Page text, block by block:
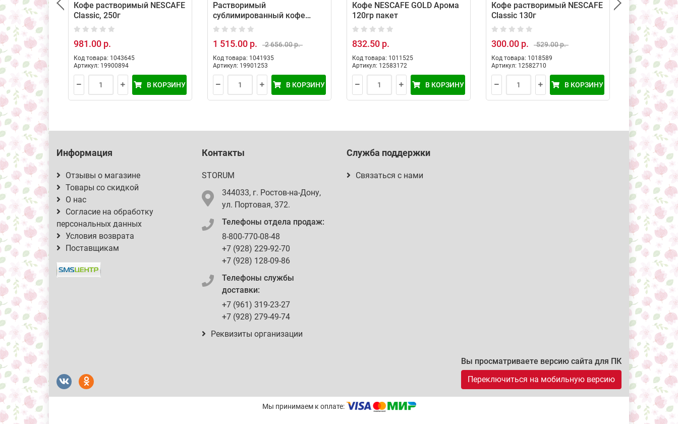
Кофе растворимый NESCAFE
Classic, 250г
981.00 р.
Код товара: 1043645
Артикул: 19900894
В КОРЗИНУ
Растворимый
сублимированный кофе
Nescafe Gold 500 г
1 515.00 р. 2 656.00 р.
Код товара: 1041935
Артикул: 19901253
В КОРЗИНУ
Кофе NESCAFE GOLD Арома
120гр пакет
832.50 р.
Код товара: 1011525
Артикул: 12583172
В КОРЗИНУ
Кофе растворимый NESCAFE
Classic 130г
300.00 р. 529.00 р.
Код товара: 1018589
Артикул: 12582710
В КОРЗИНУ
Кофе
Classic 500г
1 029.50 р.
Код товара:
Артикул:
Информация
Отзывы о магазине
Товары со скидкой
О нас
Согласие на обработку
персональных данных
Условия возврата
Поставщикам
Контакты
STORUM
344033, г. Ростов-на-Дону,
ул. Портовая, 372.
Телефоны отдела продаж:
8-800-770-08-48
+7 (928) 229-92-70
+7 (928) 128-09-86
Телефоны службы
доставки:
+7 (961) 319-23-27
+7 (928) 279-49-74
Реквизиты организации
Служба поддержки
Связаться с нами
Вы просматриваете версию сайта для ПК
Переключиться на мобильную версию
Мы принимаем к оплате: